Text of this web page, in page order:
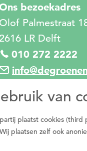
van
plaatst cookies
plaatsen zelf ook
bezoekadres
Olof Palmestraat
2616 LR Delft
010 272 2222